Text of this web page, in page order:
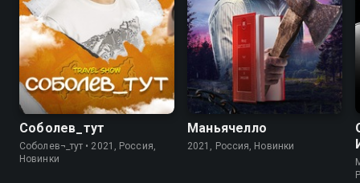
Соболев_тут
Соболев¬_тут • 2021, Россия,
Новинки
Маньячелло
2021, Россия, Новинки